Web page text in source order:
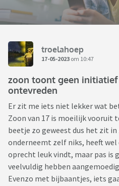
troelahoep
17-05-2023 om 10:47
zoon toont geen
ontevreden
Er zit me iets niet lekker wat
Zoon van 17 is moeilijk vooruit
beetje zo geweest dus het zit in
onderneemt zelf niks, heeft
oprecht leuk vindt, maar pas is
veelvuldig hebben
Evenzo met bijbaantjes, iets